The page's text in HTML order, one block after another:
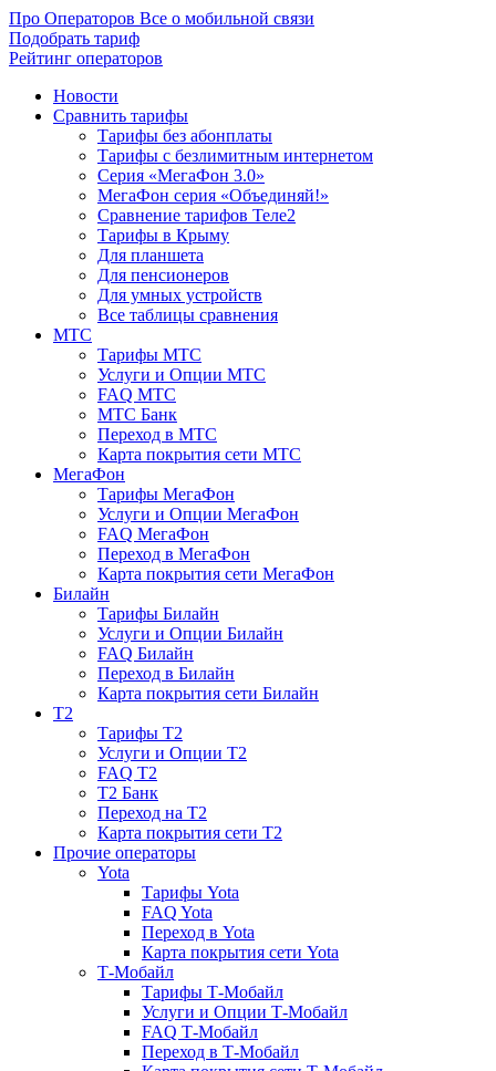
Про Операторов Все о мобильной связи
Подобрать тариф
Рейтинг операторов
Новости
Сравнить тарифы
Тарифы без абонплаты
Тарифы с безлимитным интернетом
Серия «МегаФон 3.0»
МегаФон серия «Объединяй!»
Сравнение тарифов Теле2
Тарифы в Крыму
Для планшета
Для пенсионеров
Для умных устройств
Все таблицы сравнения
МТС
Тарифы МТС
Услуги и Опции МТС
FAQ МТС
МТС Банк
Переход в МТС
Карта покрытия сети МТС
МегаФон
Тарифы МегаФон
Услуги и Опции МегаФон
FAQ МегаФон
Переход в МегаФон
Карта покрытия сети МегаФон
Билайн
Тарифы Билайн
Услуги и Опции Билайн
FAQ Билайн
Переход в Билайн
Карта покрытия сети Билайн
T2
Тарифы T2
Услуги и Опции T2
FAQ T2
T2 Банк
Переход на T2
Карта покрытия сети T2
Прочие операторы
Yota
Тарифы Yota
FAQ Yota
Переход в Yota
Карта покрытия сети Yota
Т-Мобайл
Тарифы Т-Мобайл
Услуги и Опции Т-Мобайл
FAQ Т-Мобайл
Переход в Т-Мобайл